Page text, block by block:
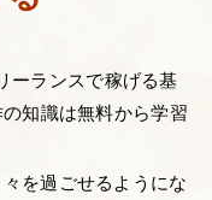
ーランスで稼げる基
知識は無料から学習
を過ごせるようにな